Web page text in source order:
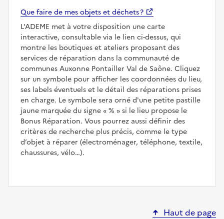
Que faire de mes objets et déchets ?
L'ADEME met à votre disposition une carte
interactive, consultable via le lien ci-dessus, qui
montre les boutiques et ateliers proposant des
services de réparation dans la communauté de
communes Auxonne Pontailler Val de Saône. Cliquez
sur un symbole pour afficher les coordonnées du lieu,
ses labels éventuels et le détail des réparations prises
en charge. Le symbole sera orné d'une petite pastille
jaune marquée du signe
%
si le lieu propose le
Bonus Réparation. Vous pourrez aussi définir des
critères de recherche plus précis, comme le type
d’objet à réparer (électroménager, téléphone, textile,
chaussures, vélo…).
Haut de page